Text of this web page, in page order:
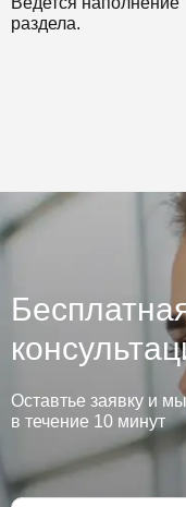
раздела.
Оставтье заявку и
в течение 10 минут